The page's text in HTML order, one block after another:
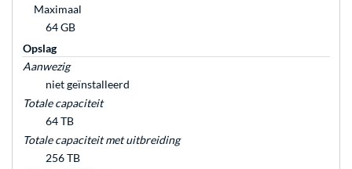
Maximaal
64 GB
Opslag
Aanwezig
niet geïnstalleerd
Totale capaciteit
64 TB
Totale capaciteit met uitbreiding
256 TB